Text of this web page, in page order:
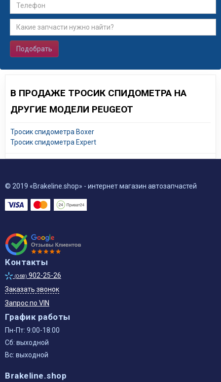
Подобрать
В ПРОДАЖЕ ТРОСИК СПИДОМЕТРА НА
ДРУГИЕ МОДЕЛИ PEUGEOT
Тросик спидометра Boxer
Тросик спидометра Expert
© 2019 «Brakeline.shop» - интернет магазин автозапчастей
Контакты
(068) 902-25-26
Заказать звонок
Запрос по VIN
График работы
Пн-Пт: 9:00-18:00
Сб: выходной
Вс: выходной
Brakeline.shop